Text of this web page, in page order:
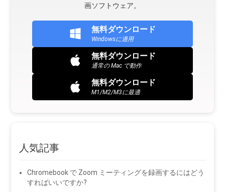
画ソフトウェア。
無料ダウンロード
Windowsに適用
無料ダウンロード
通常の Mac で動作
無料ダウンロード
M1/M2/M3に最適
人気記事
Chromebook で Zoom ミーティングを録画するにはどう
すればいいですか?